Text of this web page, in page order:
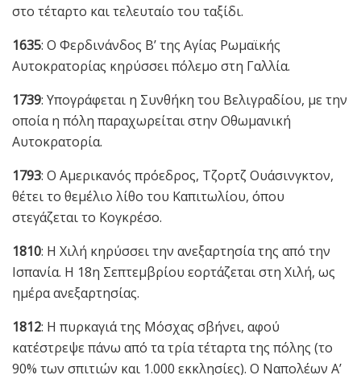
στο τέταρτο και τελευταίο του ταξίδι.
1635: Ο Φερδινάνδος Β’ της Αγίας Ρωμαϊκής
Αυτοκρατορίας κηρύσσει πόλεμο στη Γαλλία.
1739: Υπογράφεται η Συνθήκη του Βελιγραδίου, με την
οποία η πόλη παραχωρείται στην Οθωμανική
Αυτοκρατορία.
1793: Ο Αμερικανός πρόεδρος, Τζορτζ Ουάσινγκτον,
θέτει το θεμέλιο λίθο του Καπιτωλίου, όπου
στεγάζεται το Κογκρέσο.
1810: Η Χιλή κηρύσσει την ανεξαρτησία της από την
Ισπανία. Η 18η Σεπτεμβρίου εορτάζεται στη Χιλή, ως
ημέρα ανεξαρτησίας.
1812: Η πυρκαγιά της Μόσχας σβήνει, αφού
κατέστρεψε πάνω από τα τρία τέταρτα της πόλης (το
90% των σπιτιών και 1.000 εκκλησίες). Ο Ναπολέων Α’